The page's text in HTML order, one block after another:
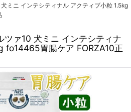
ミニ インテシティナル アクティブ小粒 1.5kg
ァ10 犬ミニ インテシティナ
fo14465胃腸ケア FORZA10正